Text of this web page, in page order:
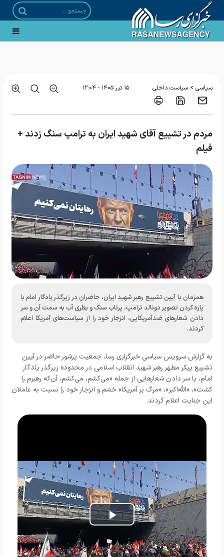
سیاسی > سیاست داخلی ۱۵ تير ۱۴۰۵ - ۱۲:۰۴
مردم در تشییع آقای شهید ایران به ترامپ سنگ زدند +
فیلم
همزمان با آیین تشییع رهبر شهید ایران، حاضران در زیرگذر یادگار امام با
پاره کردن تصویر دونالد ترامپ، پرتاب سنگ و بطری آب به سمت آن و سر
دادن شعارهای ضدآمریکایی، انزجار خود را از سیاست‌های آمریکا اعلام
کردند.
به گزارش سرویس سیاسی خبرگزاری رسا، جمعیت پرشور حاضر در آیین
تشییع پیکر مطهر رهبر شهید انقلاب اسلامی در محدوده زیرگذر یادگار
امام، با سر دادن شعارهایی از جمله «می‌کشم، می‌کشم، آن‌که رهبرم را
کشت»، «الله‌اکبر»، «مرگ بر آمریکا» خشم و انزجار خود را نسبت به عاملان
این جنایت اعلام کردند.‌
Play
Video